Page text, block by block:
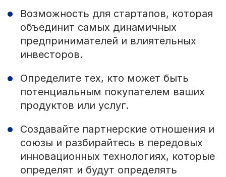
Возможность для стартапов, которая
объединит самых динамичных
предпринимателей и влиятельных
инвесторов.
Определите тех, кто может быть
потенциальным покупателем ваших
продуктов или услуг.
Создавайте партнерские отношения и
союзы и разбирайтесь в передовых
инновационных технологиях, которые
определят и будут определять